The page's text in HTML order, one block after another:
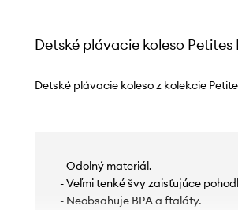
Detské plávacie koleso Petites
Detské plávacie koleso z kolekcie
- Odolný materiál.
- Veľmi tenké švy zaisťujúce
- Neobsahuje BPA a ftaláty.